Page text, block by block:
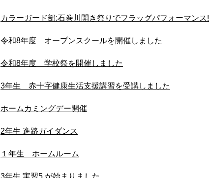
カラーガード部:石巻川開き祭りでフラッグパフォーマンス!
令和8年度 オープンスクールを開催しました
令和8年度 学校祭を開催しました
3年生 赤十字健康生活支援講習を受講しました
ホームカミングデー開催
2年生 進路ガイダンス
１年生 ホームルーム
3年生 実習5 が始まりました